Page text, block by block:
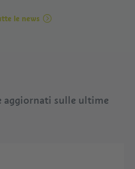
le news
aggiornati sulle ultime